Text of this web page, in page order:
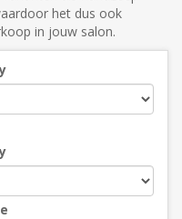
het dus ook
in jouw salon.